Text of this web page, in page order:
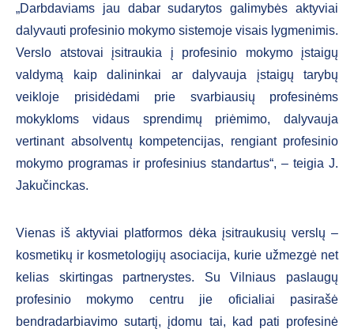
„Darbdaviams jau dabar sudarytos galimybės aktyviai
dalyvauti profesinio mokymo sistemoje visais lygmenimis.
Verslo atstovai įsitraukia į profesinio mokymo įstaigų
valdymą kaip dalininkai ar dalyvauja įstaigų tarybų
veikloje prisidėdami prie svarbiausių profesinėms
mokykloms vidaus sprendimų priėmimo, dalyvauja
vertinant absolventų kompetencijas, rengiant profesinio
mokymo programas ir profesinius standartus“, – teigia J.
Jakučinckas.
Vienas iš aktyviai platformos dėka įsitraukusių verslų –
kosmetikų ir kosmetologijų asociacija, kurie užmezgė net
kelias skirtingas partnerystes. Su Vilniaus paslaugų
profesinio mokymo centru jie oficialiai pasirašė
bendradarbiavimo sutartį, įdomu tai, kad pati profesinė